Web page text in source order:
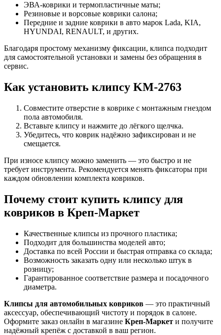
ЭВА-коврики и термопластичные маты;
Резиновые и ворсовые коврики салона;
Передние и задние коврики в авто марок Lada, KIA,
HYUNDAI, RENAULT, и других.
Благодаря простому механизму фиксации, клипса подходит
для самостоятельной установки и замены без обращения в
сервис.
Как установить клипсу KM-2763
Совместите отверстие в коврике с монтажным гнездом
пола автомобиля.
Вставьте клипсу и нажмите до лёгкого щелчка.
Убедитесь, что коврик надёжно зафиксирован и не
смещается.
При износе клипсу можно заменить — это быстро и не
требует инструмента. Рекомендуется менять фиксаторы при
каждом обновлении комплекта ковриков.
Почему стоит купить клипсу для
ковриков в Креп-Маркет
Качественные клипсы из прочного пластика;
Подходит для большинства моделей авто;
Доставка по всей России и быстрая отправка со склада;
Возможность заказать одну или несколько штук в
розницу;
Гарантированное соответствие размера и посадочного
диаметра.
Клипсы для автомобильных ковриков — это практичный
аксессуар, обеспечивающий чистоту и порядок в салоне.
Оформите заказ онлайн в магазине Креп-Маркет и получите
надёжный крепёж с доставкой в ваш регион.